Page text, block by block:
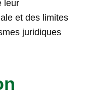
leur
et des limites
juridiques